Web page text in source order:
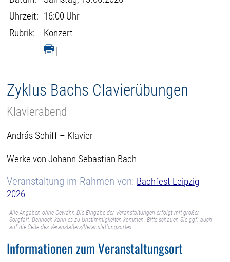
Uhrzeit: 16:00 Uhr
Rubrik:
Konzert
|
Zyklus Bachs Clavierübungen
Klavierabend
András Schiff – Klavier
Werke von Johann Sebastian Bach
Veranstaltung im Rahmen von: Bachfest Leipzig
2026
Alle Angaben ohne Gewähr. Die Eingabe der Veranstaltungen erfolgt mit großer
Sorgfalt. Dennoch kann es zu Unstimmigkeiten kommen. Bitte schauen Sie ggf. auch
auf die Seite des Veranstalters/Veranstaltungsortes.
Informationen zum Veranstaltungsort